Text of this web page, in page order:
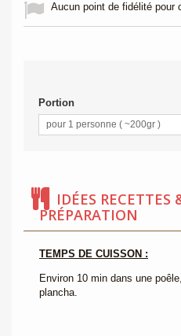
Aucun point de fidélité pour
Portion
pour 1 personne ( ~200gr )
IDÉES RECETTES
PRÉPARATION
TEMPS DE CUISSON :
Environ 10 min dans une
plancha.